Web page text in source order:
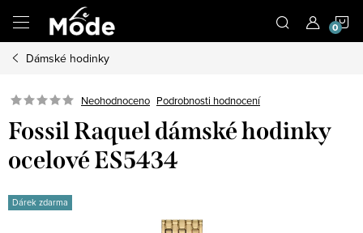
obsah
Dámské hodinky
Neohodnoceno Podrobnosti hodnocení
Fossil Raquel dámské hodinky
ocelové ES5434
Dárek zdarma